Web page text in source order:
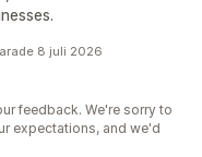
8 juli 2026
feedback. We're sorry to
expectations, and we'd